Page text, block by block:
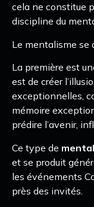
cela ne constitue
discipline du
Le mentalisme se
La première est
est de créer
exceptionnelles,
mémoire
prédire l’avenir,
Ce type de
et se produit
les événements
près des invités.